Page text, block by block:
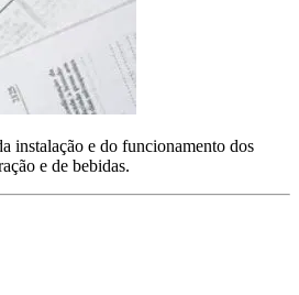
instalação e do funcionamento dos
e de bebidas.